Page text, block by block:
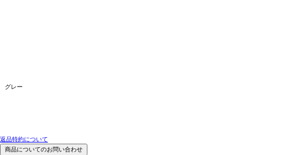
グレー
返品特約について
商品についてのお問い合わせ